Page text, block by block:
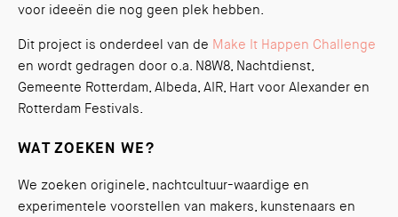
voor ideeën die nog geen plek hebben.
Dit project is onderdeel van de Make It Happen Challenge
en wordt gedragen door o.a. N8W8, Nachtdienst,
Gemeente Rotterdam, Albeda, AIR, Hart voor Alexander en
Rotterdam Festivals.
WAT ZOEKEN WE?
We zoeken originele, nachtcultuur-waardige en
experimentele voorstellen van makers, kunstenaars en